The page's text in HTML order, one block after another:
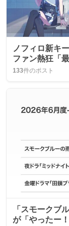
ノフィロ新キ
ファン熱狂「最
133件のポスト
「スモークブ
が「やったー